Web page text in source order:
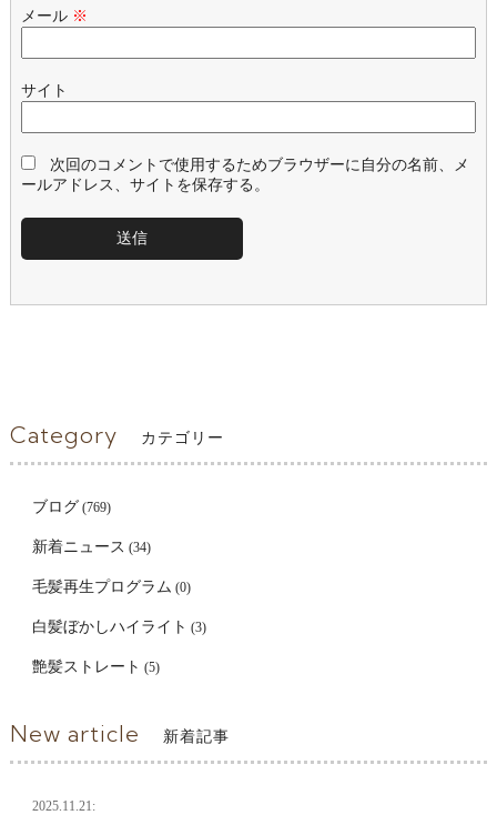
メール ※
サイト
次回のコメントで使用するためブラウザーに自分の名前、メ
ールアドレス、サイトを保存する。
Category カテゴリー
ブログ (769)
新着ニュース (34)
毛髪再生プログラム (0)
白髪ぼかしハイライト (3)
艶髪ストレート (5)
New article 新着記事
2025.11.21: